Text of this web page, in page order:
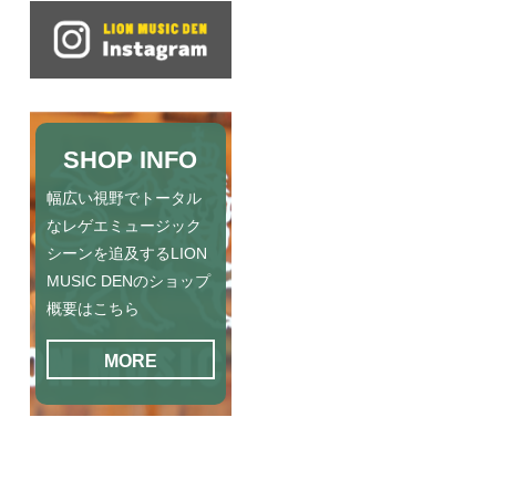
SHOP INFO
幅広い視野でトータル
なレゲエミュージック
シーンを追及するLION
MUSIC DENのショップ
概要はこちら
MORE